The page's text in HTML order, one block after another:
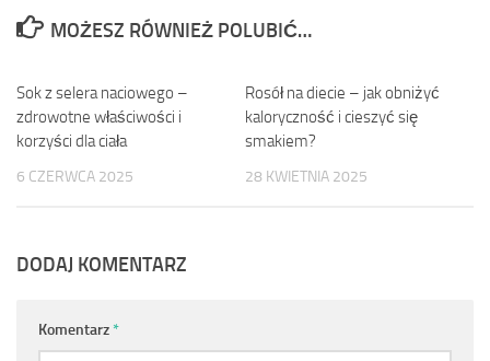
MOŻESZ RÓWNIEŻ POLUBIĆ…
Sok z selera naciowego –
zdrowotne właściwości i
korzyści dla ciała
6 CZERWCA 2025
Rosół na diecie – jak obniżyć
kaloryczność i cieszyć się
smakiem?
28 KWIETNIA 2025
DODAJ KOMENTARZ
Komentarz*